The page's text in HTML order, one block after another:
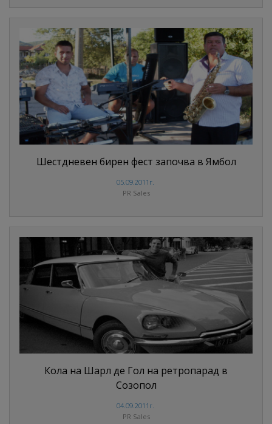
Шестдневен бирен фест започва в Ямбол
05.09.2011г.
PR Sales
Кола на Шарл де Гол на ретропарад в
Созопол
04.09.2011г.
PR Sales